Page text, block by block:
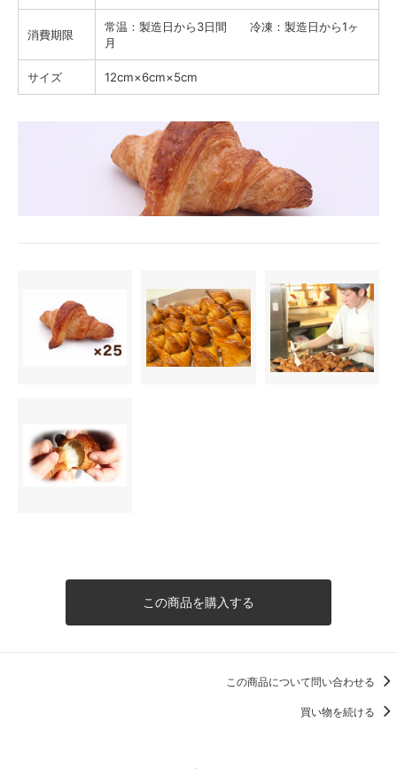
消費期限
常温：製造日から3日間 冷凍：製造日から1ヶ
月
サイズ 12cm×6cm×5cm
この商品を購入する
この商品について問い合わせる
買い物を続ける